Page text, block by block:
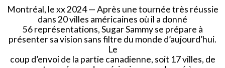
Montréal, le xx 2024 — Après une tournée très réussie
dans 20 villes américaines où il a donné
56 représentations, Sugar Sammy se prépare à
présenter sa vision sans filtre du monde d’aujourd’hui.
Le
coup d’envoi de la partie canadienne, soit 17 villes, de